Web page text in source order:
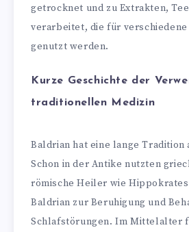
getrocknet und zu Extrakten,
verarbeitet, die für verschiedene
genutzt werden.
Kurze Geschichte der
traditionellen Medizin
Baldrian hat eine lange
Schon in der Antike nutzten
römische Heiler wie Hippokrates
Baldrian zur Beruhigung und
Schlafstörungen. Im Mittelalter